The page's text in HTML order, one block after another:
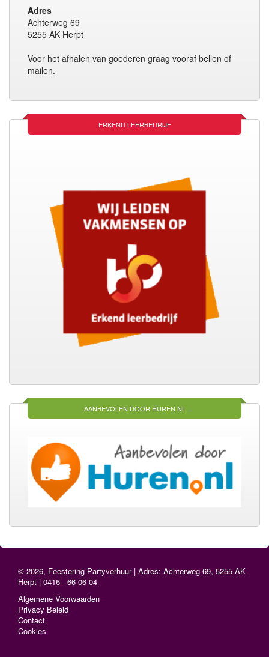
Adres
Achterweg 69
5255 AK Herpt
Voor het afhalen van goederen graag vooraf bellen of
mailen.
ERKEND LEERBEDRIJF
AANBEVOLEN DOOR HUREN.NL
© 2026, Feestering Partyverhuur | Adres: Achterweg 69, 5255 AK
Herpt | 0416 - 66 06 04
Algemene Voorwaarden
Privacy Beleid
Contact
Cookies